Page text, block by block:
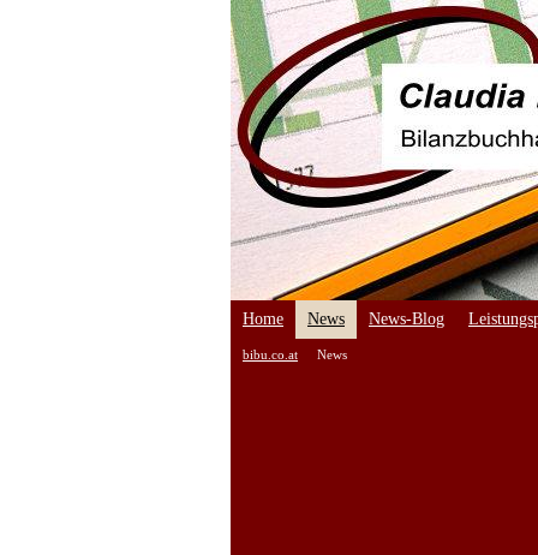
Home News News-Blog
bibu.co.at News